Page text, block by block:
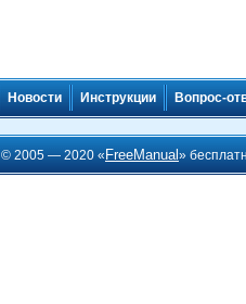
Новости Инструкции Вопрос-
© 2005 — 2020 « FreeManual»